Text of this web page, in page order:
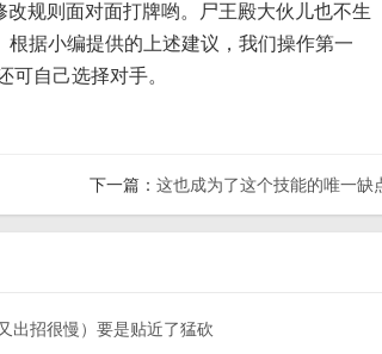
规则面对面打牌哟。尸王殿大伙儿也不生
据小编提供的上述建议，我们操作第一
自己选择对手。
下一篇： 这也成为了这个技能的唯一缺
出招很慢）要是贴近了猛砍